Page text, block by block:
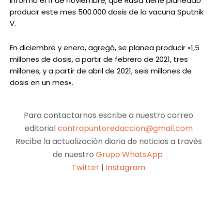
producir este mes 500.000 dosis de la vacuna Sputnik
V.
En diciembre y enero, agregó, se planea producir «1,5
millones de dosis, a partir de febrero de 2021, tres
millones, y a partir de abril de 2021, seis millones de
dosis en un mes».
Para contactarnos escribe a nuestro correo
editorialcontrapuntoredaccion@gmail.com
Recibe la actualización diaria de noticias a través
de nuestro Grupo WhatsApp
Twitter | Instagram